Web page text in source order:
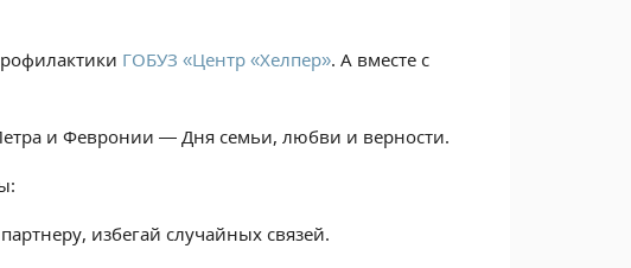
ГОБУЗ «Центр «Хелпер». А вместе с
и Февронии — Дня семьи, любви и верности.
избегай случайных связей.